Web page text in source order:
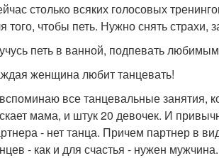
столько всяких голосовых
того, чтобы петь. Нужно снять страхи,
петь в ванной, подпевать
женщина любит танцевать!
все танцевальные занятия,
мама, и штук 20 девочек. И
- нет танца. Причем партнер в
- как и для счастья - нужен мужчина.